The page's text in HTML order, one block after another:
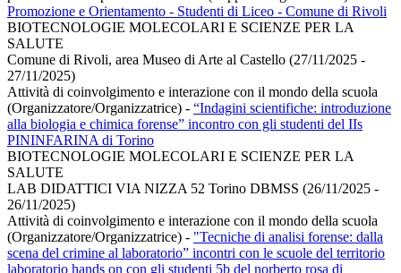
Promozione e Orientamento - Studenti di Liceo - Comune di Rivoli
BIOTECNOLOGIE MOLECOLARI E SCIENZE PER LA
SALUTE
Comune di Rivoli, area Museo di Arte al Castello (27/11/2025 -
27/11/2025)
Attività di coinvolgimento e interazione con il mondo della scuola
(Organizzatore/Organizzatrice) - “Indagini scientifiche: introduzione
alla biologia e chimica forense” incontro con gli studenti del IIs
PININFARINA di Torino
BIOTECNOLOGIE MOLECOLARI E SCIENZE PER LA
SALUTE
LAB DIDATTICI VIA NIZZA 52 Torino DBMSS (26/11/2025 -
26/11/2025)
Attività di coinvolgimento e interazione con il mondo della scuola
(Organizzatore/Organizzatrice) - "Tecniche di analisi forense: dalla
scena del crimine al laboratorio” incontri con le scuole del territorio
laboratorio hands on con gli studenti 5b del norberto rosa di